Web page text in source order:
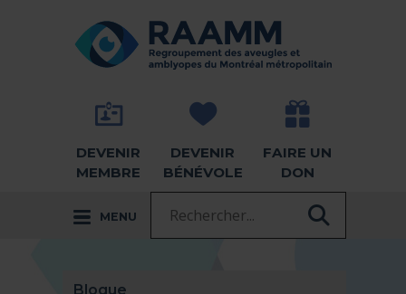
RETOUR À LA PAGE D'ACCUEIL -
DEVENIR
MEMBRE
DEVENIR
BÉNÉVOLE
FAIRE UN
DON
MENU
Blogue